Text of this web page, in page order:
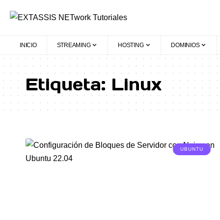
INICIO STREAMING HOSTING DOMINIOS
Etiqueta: Linux
UBUNTU